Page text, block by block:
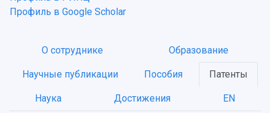
Профиль в Google Scholar
О сотруднике Образование
Научные публикации Пособия Патенты
Наука Достижения EN